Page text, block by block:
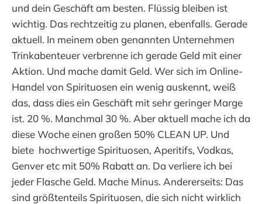
und dein Geschäft am besten. Flüssig bleiben ist
wichtig. Das rechtzeitig zu planen, ebenfalls. Gerade
aktuell. In meinem oben genannten Unternehmen
Trinkabenteuer verbrenne ich gerade Geld mit einer
Aktion. Und mache damit Geld. Wer sich im Online-
Handel von Spirituosen ein wenig auskennt, weiß
das, dass dies ein Geschäft mit sehr geringer Marge
ist. 20 %. Manchmal 30 %. Aber aktuell mache ich da
diese Woche einen großen 50% CLEAN UP. Und
biete hochwertige Spirituosen, Aperitifs, Vodkas,
Genver etc mit 50% Rabatt an. Da verliere ich bei
jeder Flasche Geld. Mache Minus. Andererseits: Das
sind größtenteils Spirituosen, die sich nicht wirklich